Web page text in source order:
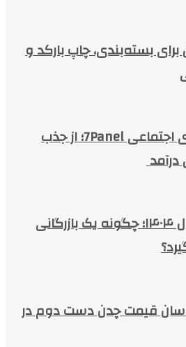
برای بسته‌بندی، چاپ بارکد و
خدمات شبکه‌های اجتماعی 7Panel؛ از جذب
درآمد
آراد برندینگ در سال ۱۴۰۴؛ چگونه یک بازرگانی
قیمت چدن دست دوم در